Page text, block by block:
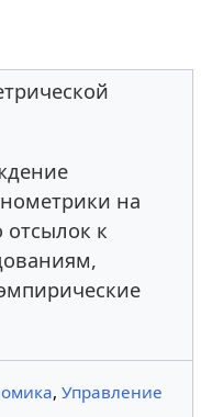
на
отсылок к
,Управление